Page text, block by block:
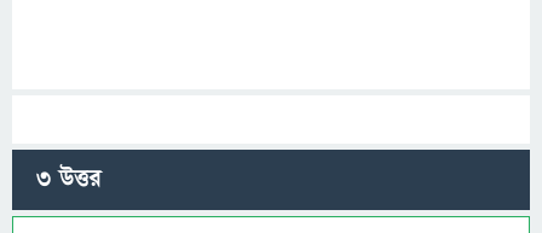
3উত্তর